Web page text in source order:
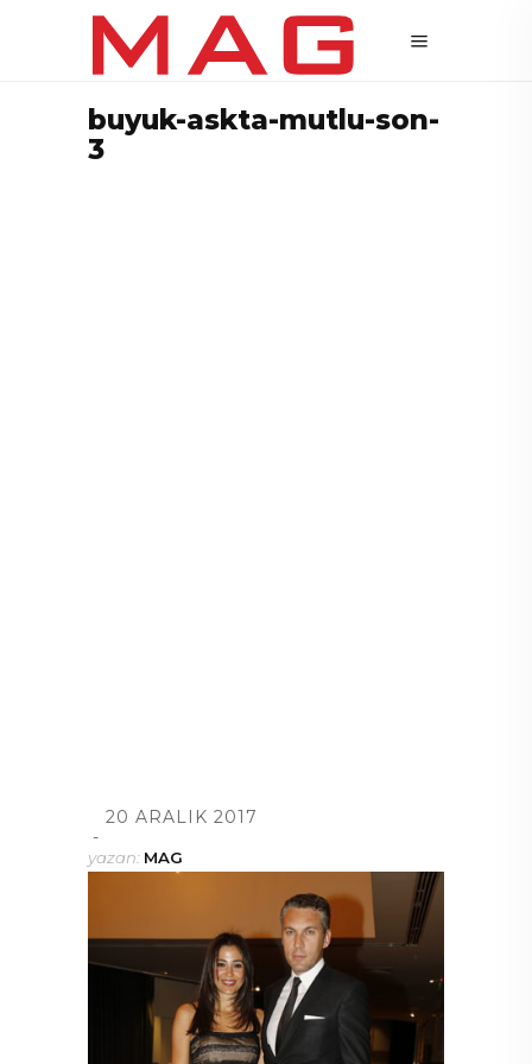
buyuk-askta-mutlu-son-
3
20 ARALIK 2017
yazan: MAG